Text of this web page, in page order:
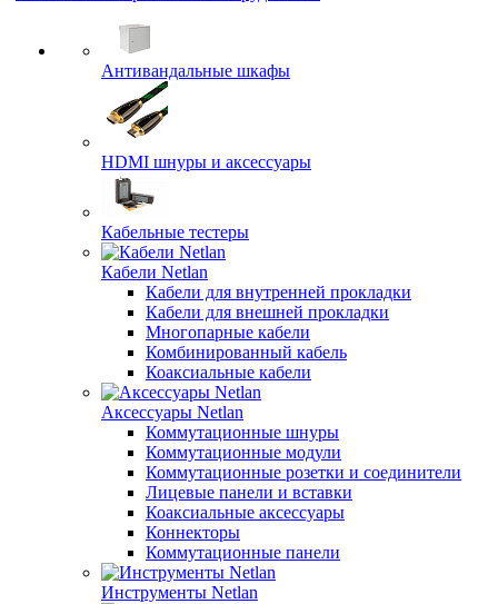
Антивандальные шкафы
HDMI шнуры и аксессуары
Кабельные тестеры
Кабели Netlan
Кабели для внутренней прокладки
Кабели для внешней прокладки
Многопарные кабели
Комбинированный кабель
Коаксиальные кабели
Аксессуары Netlan
Коммутационные шнуры
Коммутационные модули
Коммутационные розетки и соединители
Лицевые панели и вставки
Коаксиальные аксессуары
Коннекторы
Коммутационные панели
Инструменты Netlan